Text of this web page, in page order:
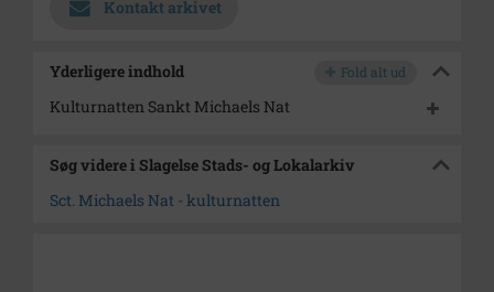
Kontakt arkivet
Yderligere indhold Fold alt ud
Kulturnatten Sankt Michaels Nat
Søg videre i Slagelse Stads- og Lokalarkiv
Sct. Michaels Nat - kulturnatten